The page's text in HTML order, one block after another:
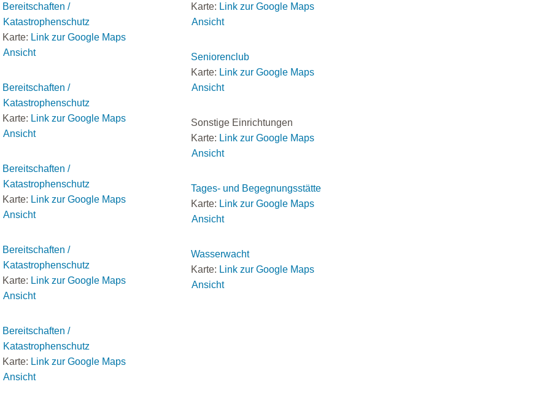
Bereitschaften /
Katastrophenschutz
Karte: Link zur Google Maps
Ansicht
Bereitschaften /
Katastrophenschutz
Karte: Link zur Google Maps
Ansicht
Bereitschaften /
Katastrophenschutz
Karte: Link zur Google Maps
Ansicht
Bereitschaften /
Katastrophenschutz
Karte: Link zur Google Maps
Ansicht
Bereitschaften /
Katastrophenschutz
Karte: Link zur Google Maps
Ansicht
Karte: Link zur Google Maps
Ansicht
Seniorenclub
Karte: Link zur Google Maps
Ansicht
Sonstige Einrichtungen
Karte: Link zur Google Maps
Ansicht
Tages- und Begegnungsstätte
Karte: Link zur Google Maps
Ansicht
Wasserwacht
Karte: Link zur Google Maps
Ansicht